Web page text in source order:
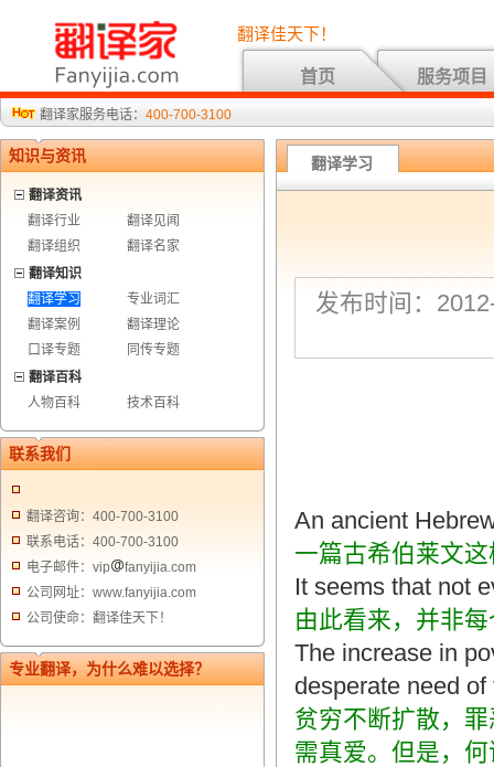
翻译佳天下！
首页 服务项目
翻译家服务电话： 400-700-3100
知识与资讯
翻译资讯
翻译行业
翻译见闻
翻译组织
翻译名家
翻译知识
翻译学习
专业词汇
翻译案例
翻译理论
口译专题
同传专题
翻译百科
人物百科
技术百科
联系我们
翻译咨询：400-700-3100
联系电话：400-700-3100
电子邮件：vip
fanyijia.com
公司网址：www.fanyijia.com
公司使命：翻译佳天下！
专业翻译，为什么难以选择？
翻译学习
发布时间：
An ancient
一篇古希伯莱文这
It seems that not
由此看来，并非
The increase in
desperate need of
贫穷不断扩散，
需真爱。但是，